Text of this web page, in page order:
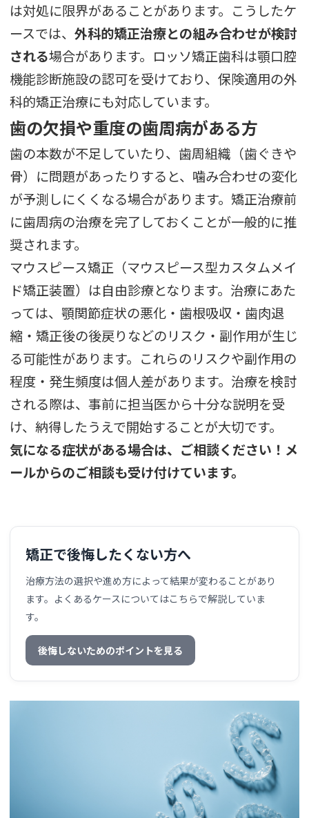
は対処に限界があることがあります。こうしたケ
ースでは、外科的矯正治療との組み合わせが検討
される場合があります。ロッソ矯正歯科は顎口腔
機能診断施設の認可を受けており、保険適用の外
科的矯正治療にも対応しています。
歯の欠損や重度の歯周病がある方
歯の本数が不足していたり、歯周組織（歯ぐきや
骨）に問題があったりすると、噛み合わせの変化
が予測しにくくなる場合があります。矯正治療前
に歯周病の治療を完了しておくことが一般的に推
奨されます。
マウスピース矯正（マウスピース型カスタムメイ
ド矯正装置）は自由診療となります。治療にあた
っては、顎関節症状の悪化・歯根吸収・歯肉退
縮・矯正後の後戻りなどのリスク・副作用が生じ
る可能性があります。これらのリスクや副作用の
程度・発生頻度は個人差があります。治療を検討
される際は、事前に担当医から十分な説明を受
け、納得したうえで開始することが大切です。
気になる症状がある場合は、ご相談ください ！メ
ールからのご相談も受け付けています。
矯正で後悔したくない方へ
治療方法の選択や進め方によって結果が変わることがあり
ます。よくあるケースについてはこちらで解説していま
す。
後悔しないためのポイントを見る